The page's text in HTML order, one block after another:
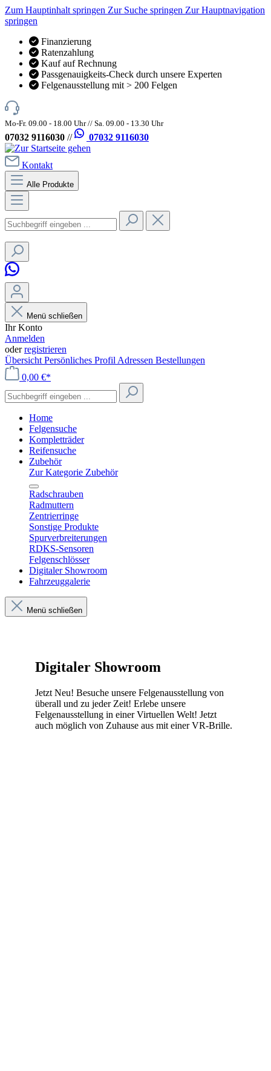
Zum Hauptinhalt springen Zur Suche springen Zur Hauptnavigation
springen
Finanzierung
Ratenzahlung
Kauf auf Rechnung
Passgenauigkeits-Check durch unsere Experten
Felgenausstellung mit > 200 Felgen
Mo-Fr. 09.00 - 18.00 Uhr // Sa. 09.00 - 13.30 Uhr
07032 9116030 // 07032 9116030
Kontakt
Alle Produkte
Menü schließen
Ihr Konto
Anmelden
oderregistrieren
Übersicht Persönliches Profil Adressen Bestellungen
0,00 €*
Home
Felgensuche
Kompletträder
Reifensuche
Zubehör
Zur Kategorie Zubehör
Radschrauben
Radmuttern
Zentrierringe
Sonstige Produkte
Spurverbreiterungen
RDKS-Sensoren
Felgenschlösser
Digitaler Showroom
Fahrzeuggalerie
Menü schließen
Digitaler Showroom
Jetzt Neu! Besuche unsere Felgenausstellung von
überall und zu jeder Zeit! Erlebe unsere
Felgenausstellung in einer Virtuellen Welt! Jetzt
auch möglich von Zuhause aus mit einer VR-Brille.